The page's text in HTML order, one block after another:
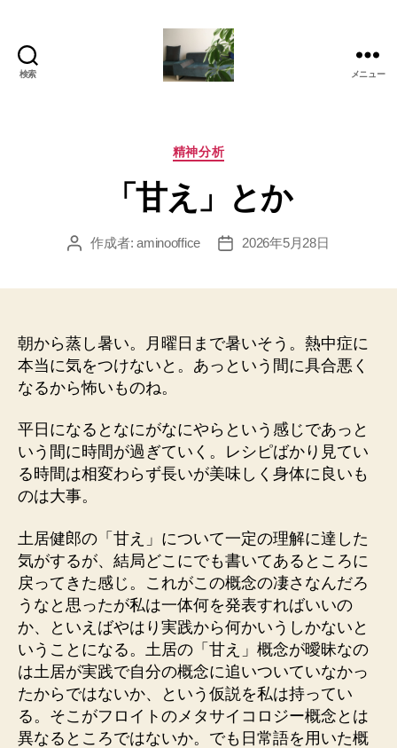
検索
美
も
あ
の
グ
メニュー
カ
リ
精神分析
「甘え」とか
投
作成者:aminooffice
投
2026年5月28日
朝から蒸し暑い。月曜日まで暑いそう。熱中症に
本当に気をつけないと。あっという間に具合悪く
なるから怖いものね。
平日になるとなにがなにやらという感じであっと
いう間に時間が過ぎていく。レシピばかり見てい
る時間は相変わらず長いが美味しく身体に良いも
のは大事。
土居健郎の「甘え」について一定の理解に達した
気がするが、結局どこにでも書いてあるところに
戻ってきた感じ。これがこの概念の凄さなんだろ
うなと思ったが私は一体何を発表すればいいの
か、といえばやはり実践から何かいうしかないと
いうことになる。土居の「甘え」概念が曖昧なの
は土居が実践で自分の概念に追いついていなかっ
たからではないか、という仮説を私は持ってい
る。そこがフロイトのメタサイコロジー概念とは
異なるところではないか。でも日常語を用いた概